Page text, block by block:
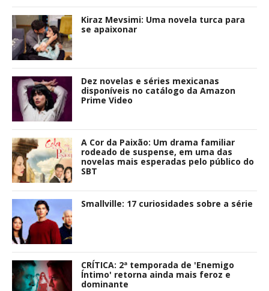
Kiraz Mevsimi: Uma novela turca para
se apaixonar
Dez novelas e séries mexicanas
disponíveis no catálogo da Amazon
Prime Video
A Cor da Paixão: Um drama familiar
rodeado de suspense, em uma das
novelas mais esperadas pelo público do
SBT
Smallville: 17 curiosidades sobre a série
CRÍTICA: 2ª temporada de 'Enemigo
Íntimo' retorna ainda mais feroz e
dominante